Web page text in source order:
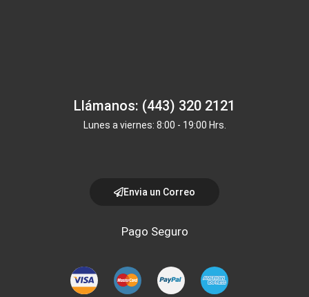
Llámanos: (443) 320 2121
Lunes a viernes: 8:00 - 19:00 Hrs.
Envia un Correo
Pago Seguro